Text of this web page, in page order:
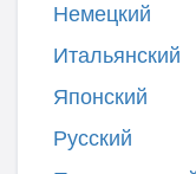
Немецкий
Итальянский
Японский
Русский